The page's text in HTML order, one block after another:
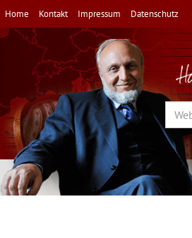
Direkt
zum
Inhalt
Home Kontakt Impressum Datenschutz
Search